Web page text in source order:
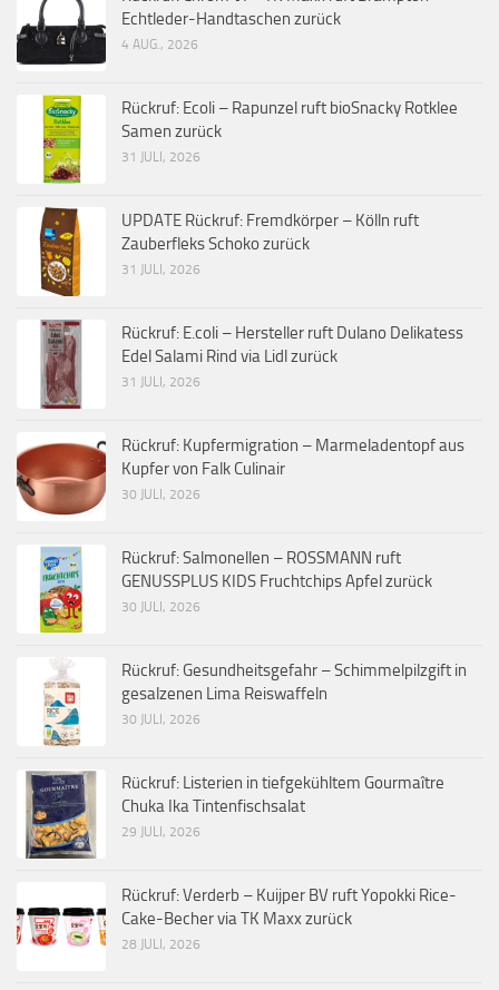
Echtleder-Handtaschen zurück
4 AUG., 2026
Rückruf: Ecoli – Rapunzel ruft bioSnacky Rotklee
Samen zurück
31 JULI, 2026
UPDATE Rückruf: Fremdkörper – Kölln ruft
Zauberfleks Schoko zurück
31 JULI, 2026
Rückruf: E.coli – Hersteller ruft Dulano Delikatess
Edel Salami Rind via Lidl zurück
31 JULI, 2026
Rückruf: Kupfermigration – Marmeladentopf aus
Kupfer von Falk Culinair
30 JULI, 2026
Rückruf: Salmonellen – ROSSMANN ruft
GENUSSPLUS KIDS Fruchtchips Apfel zurück
30 JULI, 2026
Rückruf: Gesundheitsgefahr – Schimmelpilzgift in
gesalzenen Lima Reiswaffeln
30 JULI, 2026
Rückruf: Listerien in tiefgekühltem Gourmaître
Chuka Ika Tintenfischsalat
29 JULI, 2026
Rückruf: Verderb – Kuijper BV ruft Yopokki Rice-
Cake-Becher via TK Maxx zurück
28 JULI, 2026